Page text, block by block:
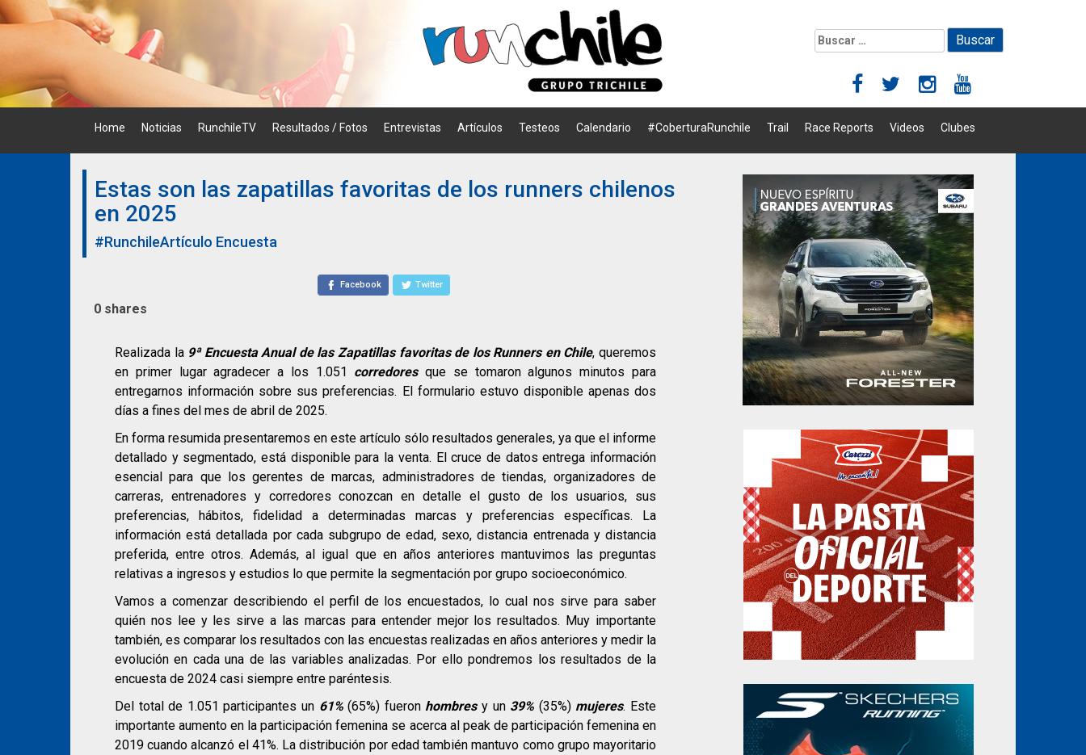
Skip
to
Buscar:
Home Noticias RunchileTV Resultados / Fotos Entrevistas Artículos Testeos Calendario #CoberturaRunchile Trail Race Reports Videos Clubes
Estas son las zapatillas favoritas de los runners chilenos
en 2025
#RunchileArtículo Encuesta
Facebook Twitter
0 shares
Realizada la 9ª Encuesta Anual de las Zapatillas favoritas de los Runners en Chile, queremos
en primer lugar agradecer a los 1.051 corredoresque se tomaron algunos minutos para
entregarnos información sobre sus preferencias. El formulario estuvo disponible apenas dos
días a fines del mes de abril de 2025.
En forma resumida presentaremos en este artículo sólo resultados generales, ya que el informe
detallado y segmentado, está disponible para la venta. El cruce de datos entrega información
esencial para que los gerentes de marcas, administradores de tiendas, organizadores de
carreras, entrenadores y corredores conozcan en detalle el gusto de los usuarios, sus
preferencias, hábitos, fidelidad a determinadas marcas y preferencias específicas. La
información está detallada por cada subgrupo de edad, sexo, distancia entrenada y distancia
preferida, entre otros. Además, al igual que en años anteriores mantuvimos las preguntas
relativas a ingresos y estudios lo que permite la segmentación por grupo socioeconómico.
Vamos a comenzar describiendo el perfil de los encuestados, lo cual nos sirve para saber
quién nos lee y les sirve a las marcas para entender mejor los resultados. Muy importante
también, es comparar los resultados con las encuestas realizadas en años anteriores y medir la
evolución en cada una de las variables analizadas. Por ello pondremos los resultados de la
encuesta de 2024 casi siempre entre paréntesis.
Del total de 1.051 participantes un 61%(65%) fueron hombresy un 39% (35%) mujeres. Este
importante aumento en la participación femenina se acerca al peak de participación femenina en
2019 cuando alcanzó el 41%. La distribución por edad también mantuvo como grupo mayoritario